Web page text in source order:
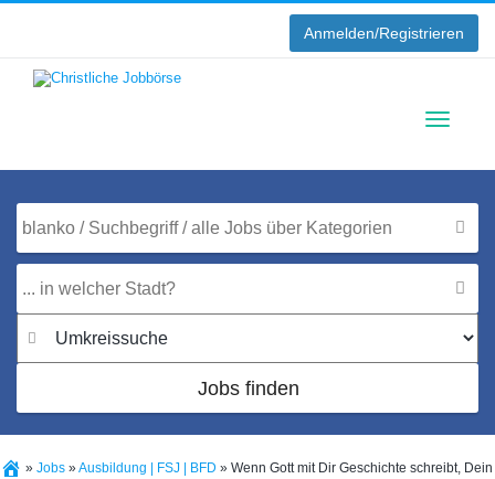
Anmelden/Registrieren
Jobs finden
» Jobs »Ausbildung | FSJ | BFD » Wenn Gott mit Dir Geschichte schreibt, Dein